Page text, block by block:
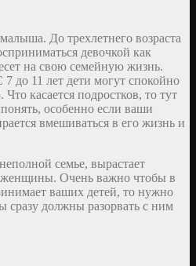
До трехлетнего возраста
девочкой как
на свою семейную жизнь.
до 11 лет дети могут спокойно
касается подростков, то тут
особенно если ваши
вмешиваться в его жизнь и
семье, вырастает
женщины. Очень важно чтобы в
ваших детей, то нужно
сразу должны разорвать с ним